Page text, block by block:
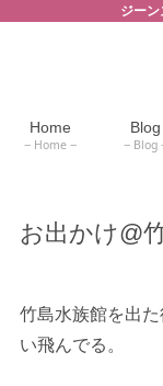
ジー
Home
Home
Blog
Blog
お出かけ@
竹島水族館を出
い飛んでる。